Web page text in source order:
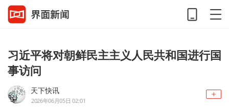
习近平将对朝鲜民主主义人民共和国进行国
事访问
天下快讯
2026年06月05日 02:01